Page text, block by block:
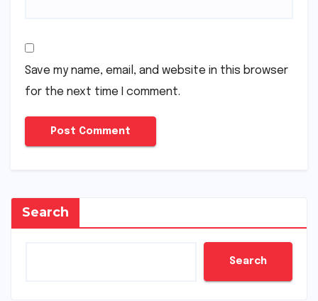
Save my name, email, and website in this browser
for the next time I comment.
Search
Search